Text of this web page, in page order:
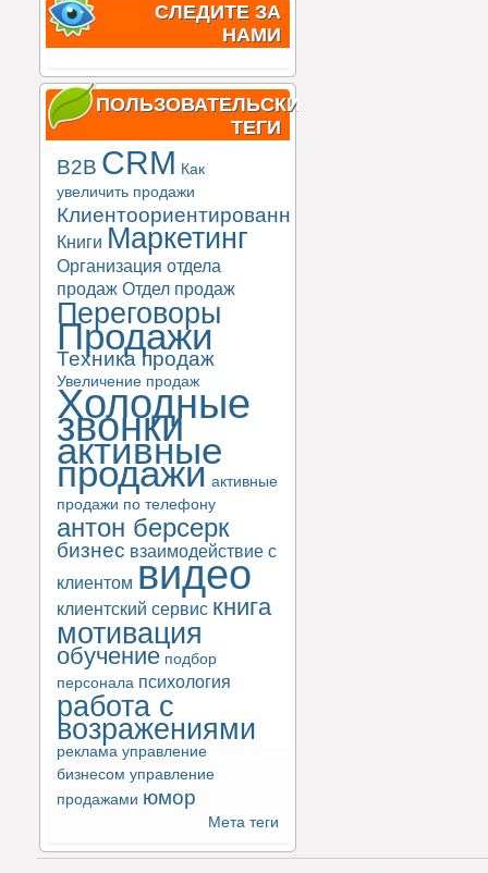
СЛЕДИТЕ ЗА
НАМИ
ПОЛЬЗОВАТЕЛЬСКИЕ
ТЕГИ
B2B CRM Как
увеличить продажи
Клиентоориентированность
Книги Маркетинг
Организация отдела
продаж Отдел продаж
Переговоры
Продажи
Техника продаж
Увеличение продаж
Холодные
звонки
активные
продажи активные
продажи по телефону
антон берсерк
бизнес взаимодействие с
клиентом видео
клиентский сервис книга
мотивация
обучение подбор
персонала психология
работа с
возражениями
реклама управление
бизнесом управление
продажами юмор
Мета теги